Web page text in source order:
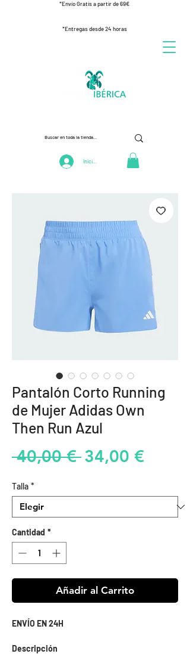
*Envío Gratis a partir de 69€
*Entregas desde 24 horas
Iniciar Sesión
Pantalón Corto Running
de Mujer Adidas Own
Then Run Azul
40,00 € Precio
34,00 €Precio
oferta
Talla *
Cantidad *
Añadir al Carrito
ENVÍO EN 24H
Descripción